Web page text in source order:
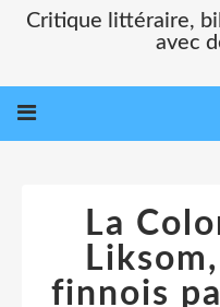
Critique littéraire,
avec
La
finnois